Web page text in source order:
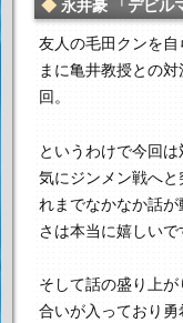
永井豪 「デビル
友人の毛田クンを
まに亀井教授との
回。
というわけで今回
気にジンメン戦へと
れまでなかなか話
さは本当に嬉しいで
そして話の盛り上
合いが入っており 勇